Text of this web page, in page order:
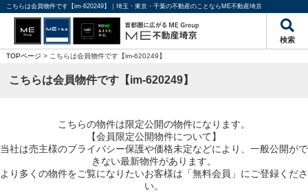
こちらは会員物件です【im-620249】｜埼玉・東京・千葉の不動産のことならME不動産埼京
検索
TOPページ > こちらは会員物件です【im-620249】
こちらは会員物件です【im-620249】
こちらの物件は限定公開の物件になります。
【会員限定公開物件について】
当社は売主様のプライバシー保護や価格未定などにより、一般公開がで
きない最新物件があります。
より多くの物件をご覧になりたいお客様は「無料会員」にご登録くださ
い。